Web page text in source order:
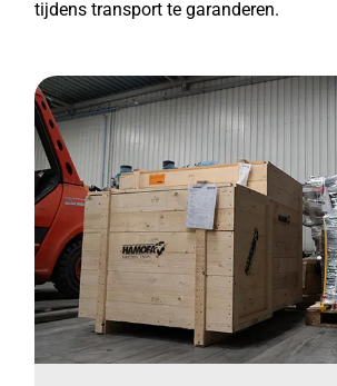
tijdens transport te garanderen.